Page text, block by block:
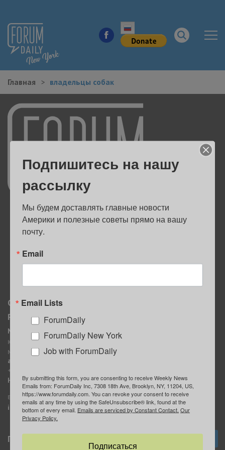
НОВОСТИ ГОРОДА
КУДА ПОЙТИ В ГОРОДЕ
ЗДОРОВЬЕ
РАБОТА И БИЗНЕС
ЖИЛЬЕ
ОБРАЗОВАНИЕ
Главная владельцы собак
О нас
Реклама
MediaKit
Контактное лицо:
Марина Баранчук
ad@forumdaily.com
+1 347-604-1261
Наши рекламодатели
E-mail редакции:
info@forumdaily.com
Группа “ИЩУ СОВЕТА”
ForumDaily
Подписка
Подпишитесь на нашу
рассылку
Мы будем доставлять главные новости
Америки и полезные советы прямо на вашу
почту.
Email
Email Lists
ForumDaily
ForumDaily New York
Job with ForumDaily
By submitting this form, you are consenting to receive Weekly News
Emails from: ForumDaily Inc, 7308 18th Ave, Brooklyn, NY, 11204, US,
https://www.forumdaily.com. You can revoke your consent to receive
emails at any time by using the SafeUnsubscribe® link, found at the
bottom of every email. Emails are serviced by Constant Contact. Our
Privacy Policy.
Подписаться